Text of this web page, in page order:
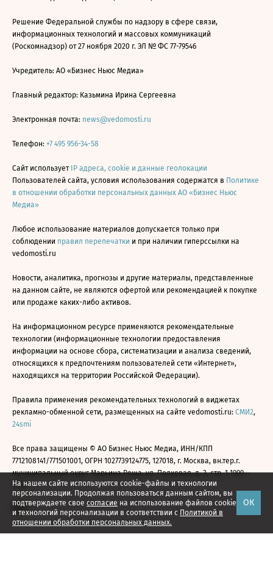
На нашем сайте используются cookie-файлы и технологии
персонализации. Продолжая пользоваться данным сайтом, вы
подтверждаете свое согласие на использование файлов cookie
и технологий персонализации в соответствии с Политикой в
отношении обработки персональных данных.
ОК
Решение Федеральной службы по надзору в сфере связи,
информационных технологий и массовых коммуникаций
(Роскомнадзор) от 27 ноября 2020 г. ЭЛ № ФС 77-79546
Учредитель: АО «Бизнес Ньюс Медиа»
Главный редактор: Казьмина Ирина Сергеевна
Электронная почта: news@vedomosti.ru
Телефон: +7 495 956-34-58
Сайт использует IP адреса, cookie и данные геолокации
Пользователей сайта, условия использования содержатся в Политике
в отношении обработки персональных данных АО «Бизнес Ньюс
Медиа»
Любое использование материалов допускается только при
соблюдении правил перепечатки и при наличии гиперссылки на
vedomosti.ru
Новости, аналитика, прогнозы и другие материалы, представленные
на данном сайте, не являются офертой или рекомендацией к покупке
или продаже каких-либо активов.
На информационном ресурсе применяются рекомендательные
технологии (информационные технологии предоставления
информации на основе сбора, систематизации и анализа сведений,
относящихся к предпочтениям пользователей сети «Интернет»,
находящихся на территории Российской Федерации).
Правила применения рекомендательных технологий в виджетах
рекламно-обменной сети, размещенных на сайте vedomosti.ru: СМИ2,
24smi
Все права защищены © АО Бизнес Ньюс Медиа, ИНН/КПП
7712108141/771501001, ОГРН 1027739124775, 127018, г. Москва, вн.тер.г.
муниципальный округ Марьина Роща, ул. Полковая, д. 3, стр. 1 1999—
2026